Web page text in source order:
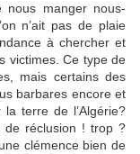
nous manger nous-
n’ait pas de plaie
à chercher et
victimes. Ce type de
mais certains des
barbares encore et
la terre de l’Algérie?
réclusion ! trop ?
clémence bien de